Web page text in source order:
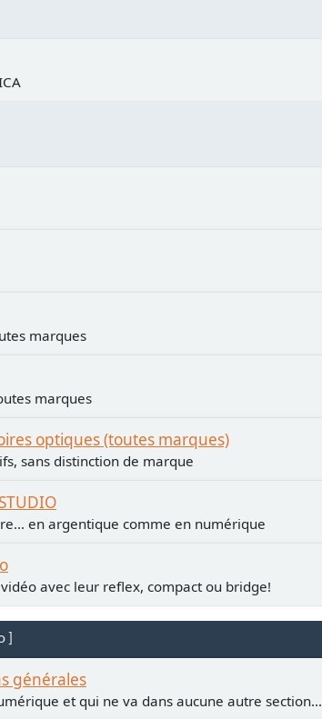
marques
marques
optiques (toutes marques)
sans distinction de marque
en argentique comme en numérique
avec leur reflex, compact ou bridge!
]
générales
et qui ne va dans aucune autre section...